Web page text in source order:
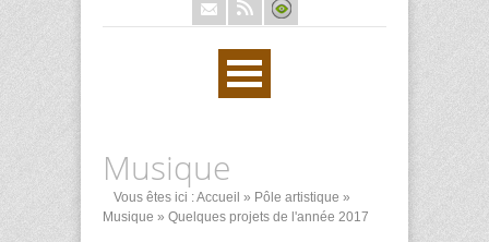
Musique
Vous êtes ici :Accueil » Pôle artistique »
Musique » Quelques projets de l'année 2017